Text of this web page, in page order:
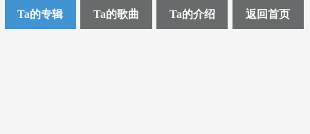
Ta的专辑 Ta的歌曲 Ta的介绍 返回首页